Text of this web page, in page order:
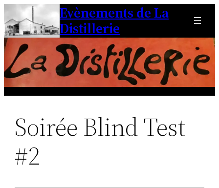
Aller
au
contenu
Evènements de La
Distillerie
Soirée Blind Test
#2